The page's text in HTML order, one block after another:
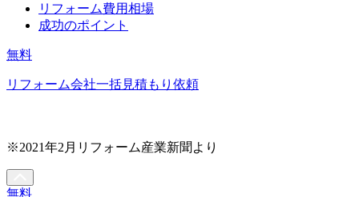
リフォーム費用相場
成功のポイント
無料
リフォーム会社一括見積もり依頼
※2021年2月リフォーム産業新聞より
無料